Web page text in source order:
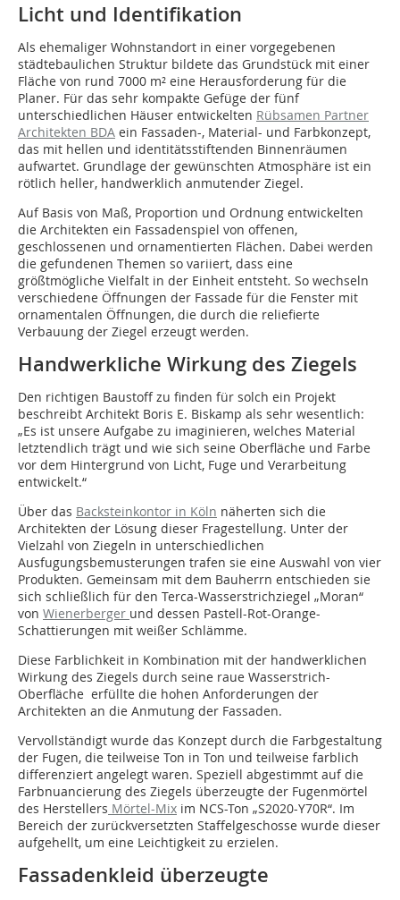
Licht und Identifikation
Als ehemaliger Wohnstandort in einer vorgegebenen
städtebaulichen Struktur bildete das Grundstück mit einer
Fläche von rund 7000 m² eine Herausforderung für die
Planer. Für das sehr kompakte Gefüge der fünf
unterschiedlichen Häuser entwickelten Rübsamen Partner
Architekten BDA ein Fassaden-, Material- und Farbkonzept,
das mit hellen und identitätsstiftenden Binnenräumen
aufwartet. Grundlage der gewünschten Atmosphäre ist ein
rötlich heller, handwerklich anmutender Ziegel.
Auf Basis von Maß, Proportion und Ordnung entwickelten
die Architekten ein Fassadenspiel von offenen,
geschlossenen und ornamentierten Flächen. Dabei werden
die gefundenen Themen so variiert, dass eine
größtmögliche Vielfalt in der Einheit entsteht. So wechseln
verschiedene Öffnungen der Fassade für die Fenster mit
ornamentalen Öffnungen, die durch die reliefierte
Verbauung der Ziegel erzeugt werden.
Handwerkliche Wirkung des Ziegels
Den richtigen Baustoff zu finden für solch ein Projekt
beschreibt Architekt Boris E. Biskamp als sehr wesentlich:
„Es ist unsere Aufgabe zu imaginieren, welches Material
letztendlich trägt und wie sich seine Oberfläche und Farbe
vor dem Hintergrund von Licht, Fuge und Verarbeitung
entwickelt.“
Über das Backsteinkontor in Köln näherten sich die
Architekten der Lösung dieser Fragestellung. Unter der
Vielzahl von Ziegeln in unterschiedlichen
Ausfugungsbemusterungen trafen sie eine Auswahl von vier
Produkten. Gemeinsam mit dem Bauherrn entschieden sie
sich schließlich für den Terca-Wasserstrichziegel „Moran“
von Wienerberger und dessen Pastell-Rot-Orange-
Schattierungen mit weißer Schlämme.
Diese Farblichkeit in Kombination mit der handwerklichen
Wirkung des Ziegels durch seine raue Wasserstrich-
Oberfläche erfüllte die hohen Anforderungen der
Architekten an die Anmutung der Fassaden.
Vervollständigt wurde das Konzept durch die Farbgestaltung
der Fugen, die teilweise Ton in Ton und teilweise farblich
differenziert angelegt waren. Speziell abgestimmt auf die
Farbnuancierung des Ziegels überzeugte der Fugenmörtel
des Herstellers Mörtel-Mix im NCS-Ton „S2020-Y70R“. Im
Bereich der zurückversetzten Staffelgeschosse wurde dieser
aufgehellt, um eine Leichtigkeit zu erzielen.
Fassadenkleid überzeugte